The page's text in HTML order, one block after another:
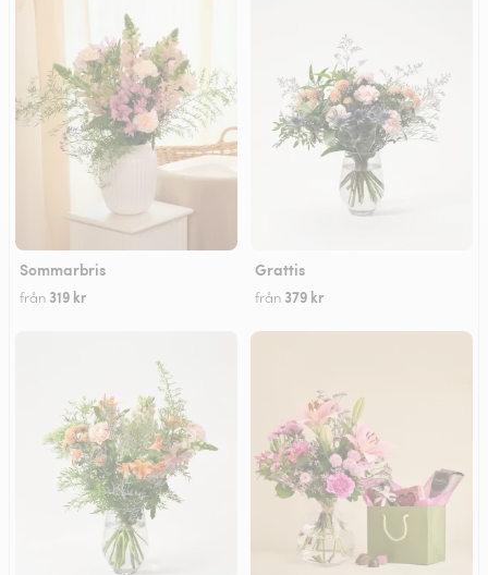
Sommarbris
från 319 kr
Grattis
från 379 kr